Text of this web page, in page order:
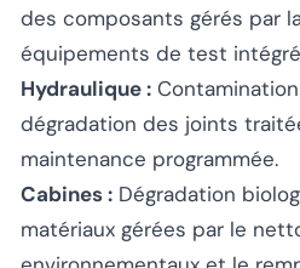
des composants gérés par
équipements de test
Hydraulique :
dégradation des joints
maintenance programmée.
Cabines : Dégradation
matériaux gérées par le